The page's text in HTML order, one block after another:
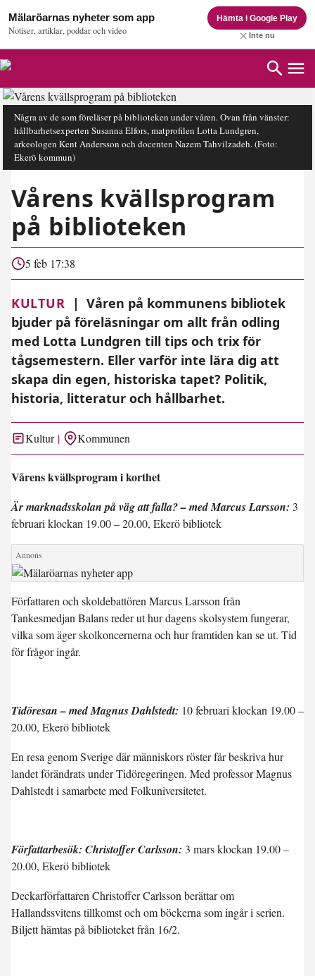
Mälaröarnas nyheter som app
Notiser, artiklar, poddar och video
Hämta i Google Play
Inte nu
Några av de som föreläser på biblioteken under våren. Ovan från vänster:
hållbarhetsexperten Susanna Elfors, matprofilen Lotta Lundgren,
arkeologen Kent Andersson och docenten Nazem Tahvilzadeh.(Foto:
Ekerö kommun)
Vårens kvällsprogram
på biblioteken
5 feb 17:38
KULTUR | Våren på kommunens bibliotek
bjuder på föreläsningar om allt från odling
med Lotta Lundgren till tips och trix för
tågsemestern. Eller varför inte lära dig att
skapa din egen, historiska tapet? Politik,
historia, litteratur och hållbarhet.
Kultur Kommunen
Vårens kvällsprogram i korthet
Är marknadsskolan på väg att falla? – med Marcus Larsson: 3
februari klockan 19.00 – 20.00, Ekerö bibliotek
Författaren och skoldebattören Marcus Larsson från
Tankesmedjan Balans reder ut hur dagens skolsystem fungerar,
vilka som äger skolkoncernerna och hur framtiden kan se ut. Tid
för frågor ingår.
Tidöresan – med Magnus Dahlstedt: 10 februari klockan 19.00 –
20.00, Ekerö bibliotek
En resa genom Sverige där människors röster får beskriva hur
landet förändrats under Tidöregeringen. Med professor Magnus
Dahlstedt i samarbete med Folkuniversitetet.
Författarbesök: Christoffer Carlsson: 3 mars klockan 19.00 –
20.00, Ekerö bibliotek
Deckarförfattaren Christoffer Carlsson berättar om
Hallandssvitens tillkomst och om böckerna som ingår i serien.
Biljett hämtas på biblioteket från 16/2.